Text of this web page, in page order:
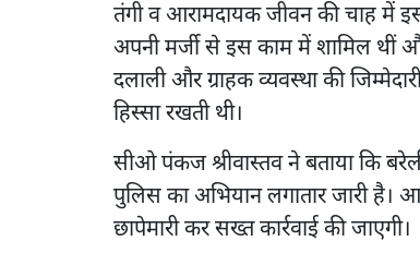
तंगी व आरामदायक जीवन की चाह में
अपनी मर्जी से इस काम में शामिल थीं
दलाली और ग्राहक व्यवस्था की
हिस्सा रखती थी।
सीओ पंकज श्रीवास्तव ने बताया कि
पुलिस का अभियान लगातार जारी
छापेमारी कर सख्त कार्रवाई की जाएगी।